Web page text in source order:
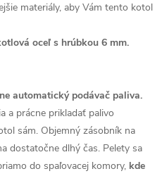
materiály, aby Vám tento kotol
oceľ s hrúbkou 6 mm.
automatický podávač paliva.
a prácne prikladať palivo
sám. Objemný zásobník na
dostatočne dlhý čas. Pelety sa
do spaľovacej komory, kde